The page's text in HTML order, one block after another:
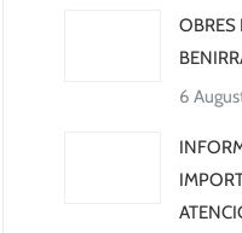
OBRES
6